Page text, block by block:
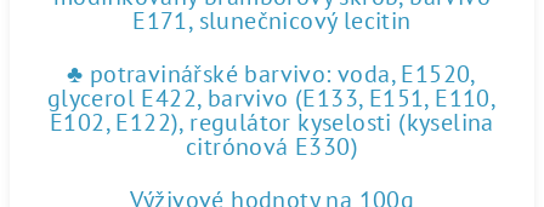
E171, slunečnicový lecitin
♣ potravinářské barvivo: voda, E1520,
glycerol E422, barvivo (E133, E151, E110,
E102, E122), regulátor kyselosti (kyselina
citrónová E330)
Výživové hodnoty na 100g